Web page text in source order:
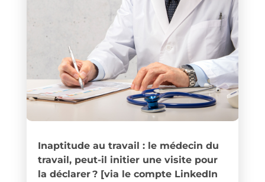
Inaptitude au travail : le médecin du
travail, peut-il initier une visite pour
la déclarer ? [via le compte LinkedIn